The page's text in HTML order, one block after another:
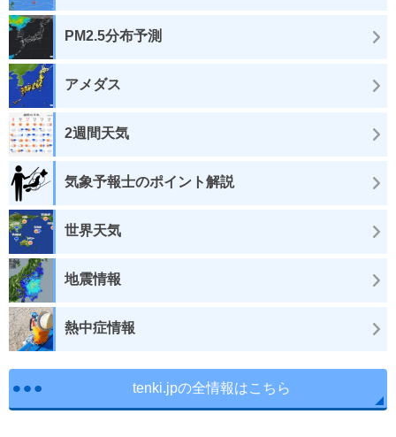
PM2.5分布予測
アメダス
2週間天気
気象予報士のポイント解説
世界天気
地震情報
熱中症情報
tenki.jpの全情報はこちら